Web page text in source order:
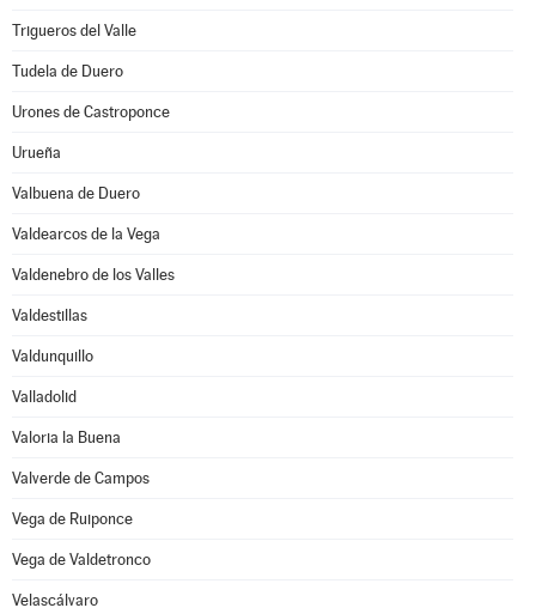
Trigueros del Valle
Tudela de Duero
Urones de Castroponce
Urueña
Valbuena de Duero
Valdearcos de la Vega
Valdenebro de los Valles
Valdestillas
Valdunquillo
Valladolid
Valoria la Buena
Valverde de Campos
Vega de Ruiponce
Vega de Valdetronco
Velascálvaro